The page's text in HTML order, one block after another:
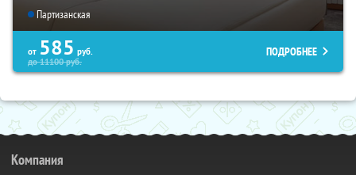
Партизанская
от 585 руб.
до11100руб.
ПОДРОБНЕЕ
Компания